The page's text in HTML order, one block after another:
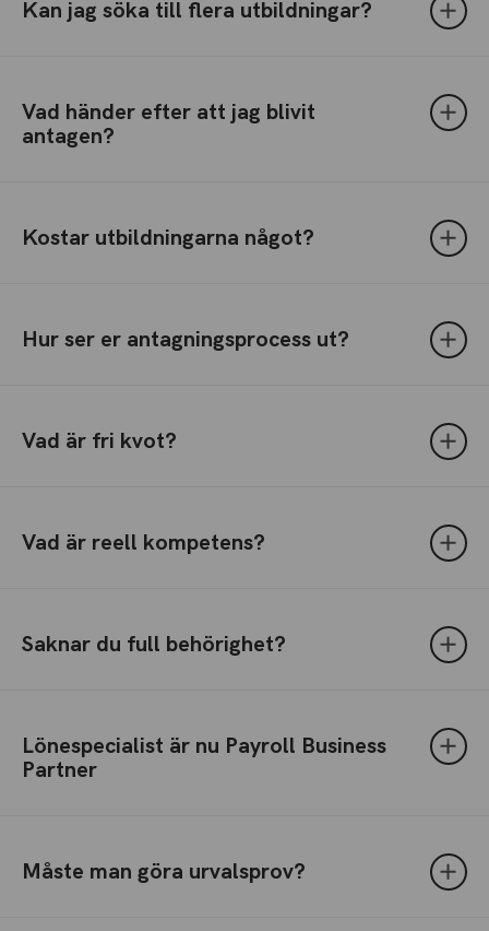
Kan jag söka till flera utbildningar?
Vad händer efter att jag blivit
antagen?
Kostar utbildningarna något?
Hur ser er antagningsprocess ut?
Vad är fri kvot?
Vad är reell kompetens?
Saknar du full behörighet?
Lönespecialist är nu Payroll Business
Partner
Måste man göra urvalsprov?